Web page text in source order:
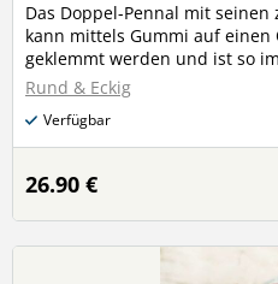
Das Doppel-Pennal mit seinen
kann mittels Gummi auf einen
geklemmt werden und ist so immer
Etui passen z.B. Stifte, das
Kunststoffgewebe gefüttert,
darin verstaut und das Futter
desinfiziert werden kann. Ins hintere Pennal passen aber
auch z.B. eine Lesebrille,
kleine Lineale etc. oder ein Handy. Größe: 21 x
Ordner, Stifte, Brille,
sind nicht im Angebot
Rund & Eckig
Verfügbar
26.90 €